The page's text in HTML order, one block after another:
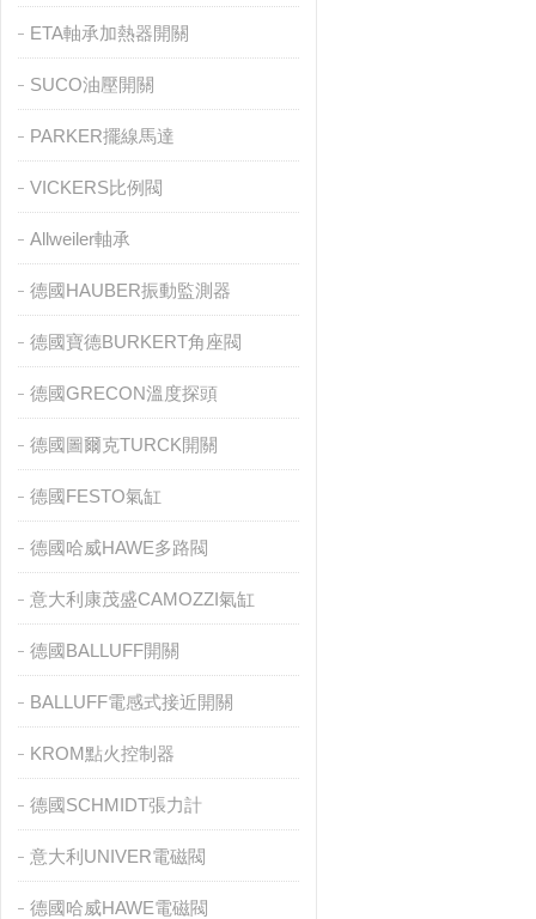
ETA軸承加熱器開關
SUCO油壓開關
PARKER擺線馬達
VICKERS比例閥
Allweiler軸承
德國HAUBER振動監測器
德國寶德BURKERT角座閥
德國GRECON溫度探頭
德國圖爾克TURCK開關
德國FESTO氣缸
德國哈威HAWE多路閥
意大利康茂盛CAMOZZI氣缸
德國BALLUFF開關
BALLUFF電感式接近開關
KROM點火控制器
德國SCHMIDT張力計
意大利UNIVER電磁閥
德國哈威HAWE電磁閥